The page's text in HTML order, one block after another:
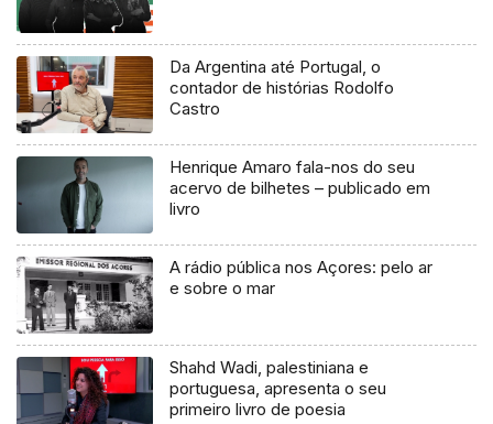
Da Argentina até Portugal, o
contador de histórias Rodolfo
Castro
Henrique Amaro fala-nos do seu
acervo de bilhetes – publicado em
livro
A rádio pública nos Açores: pelo ar
e sobre o mar
Shahd Wadi, palestiniana e
portuguesa, apresenta o seu
primeiro livro de poesia